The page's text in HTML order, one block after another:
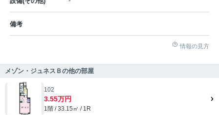
備考
情報の見方
メゾン・ジュネスＢの他の部屋
102
3.55万円
1階 / 33.15㎡ / 1R